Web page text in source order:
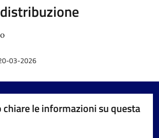
03-2026
chiare le informazioni su questa